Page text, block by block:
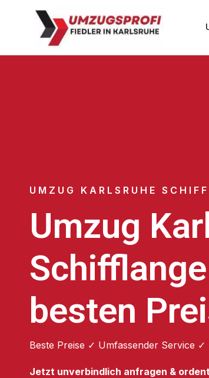
UMZUG KARLSRUHE
Umzug
besten
Beste Preise ✓ Umfassender Service
Jetzt unverbindlich anfragen &